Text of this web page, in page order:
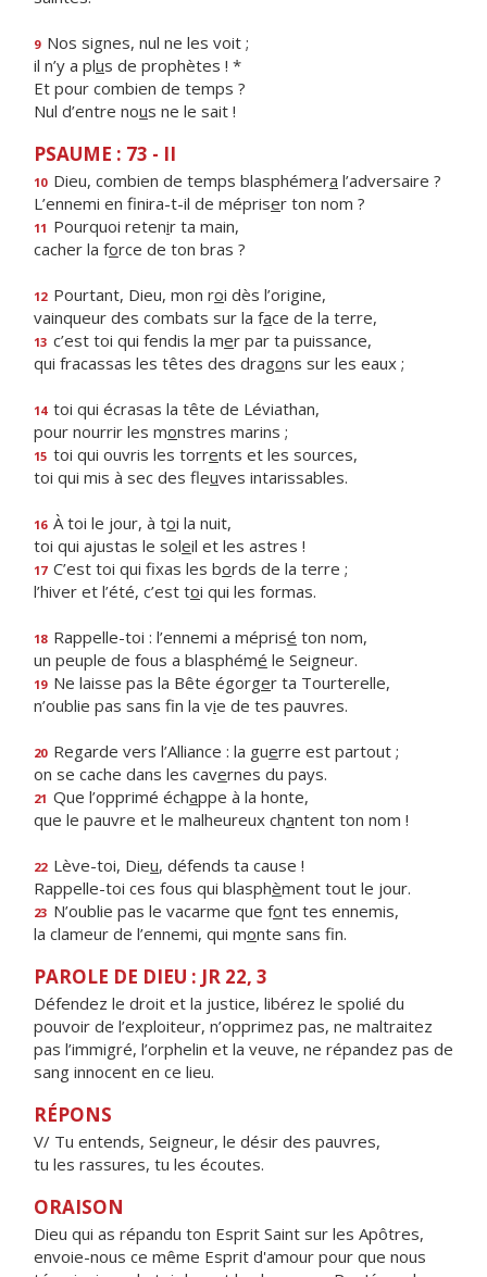
9 Nos signes, nul ne les voit ;
il n’y a plus de prophètes ! *
Et pour combien de temps ?
Nul d’entre nous ne le sait !
PSAUME : 73 - II
10 Dieu, combien de temps blasphémera l’adversaire ?
L’ennemi en finira-t-il de mépriser ton nom ?
11 Pourquoi retenir ta main,
cacher la force de ton bras ?
12 Pourtant, Dieu, mon roi dès l’origine,
vainqueur des combats sur la face de la terre,
13 c’est toi qui fendis la mer par ta puissance,
qui fracassas les têtes des dragons sur les eaux ;
14 toi qui écrasas la tête de Léviathan,
pour nourrir les monstres marins ;
15 toi qui ouvris les torrents et les sources,
toi qui mis à sec des fleuves intarissables.
16 À toi le jour, à toi la nuit,
toi qui ajustas le soleil et les astres !
17 C’est toi qui fixas les bords de la terre ;
l’hiver et l’été, c’est toi qui les formas.
18 Rappelle-toi : l’ennemi a méprisé ton nom,
un peuple de fous a blasphémé le Seigneur.
19 Ne laisse pas la Bête égorger ta Tourterelle,
n’oublie pas sans fin la vie de tes pauvres.
20 Regarde vers l’Alliance : la guerre est partout ;
on se cache dans les cavernes du pays.
21 Que l’opprimé échappe à la honte,
que le pauvre et le malheureux chantent ton nom !
22 Lève-toi, Dieu, défends ta cause !
Rappelle-toi ces fous qui blasphèment tout le jour.
23 N’oublie pas le vacarme que font tes ennemis,
la clameur de l’ennemi, qui monte sans fin.
PAROLE DE DIEU : JR 22, 3
Défendez le droit et la justice, libérez le spolié du
pouvoir de l’exploiteur, n’opprimez pas, ne maltraitez
pas l’immigré, l’orphelin et la veuve, ne répandez pas de
sang innocent en ce lieu.
RÉPONS
V/ Tu entends, Seigneur, le désir des pauvres,
tu les rassures, tu les écoutes.
ORAISON
Dieu qui as répandu ton Esprit Saint sur les Apôtres,
envoie-nous ce même Esprit d'amour pour que nous